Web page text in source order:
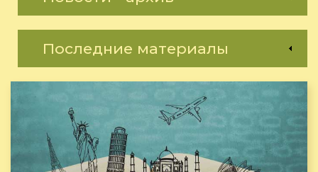
Последние материалы